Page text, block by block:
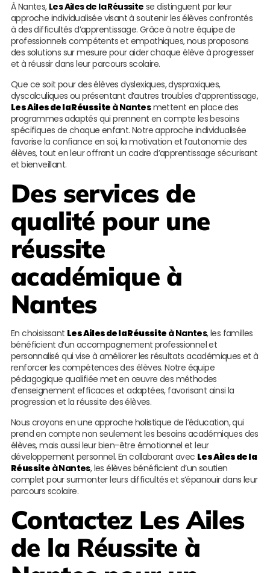
À Nantes, Les Ailes de la Réussite se distinguent par leur
approche individualisée visant à soutenir les élèves confrontés
à des difficultés d’apprentissage. Grâce à notre équipe de
professionnels compétents et empathiques, nous proposons
des solutions sur mesure pour aider chaque élève à progresser
et à réussir dans leur parcours scolaire.
Que ce soit pour des élèves dyslexiques, dyspraxiques,
dyscalculiques ou présentant d’autres troubles d’apprentissage,
Les Ailes de la Réussite à Nantesmettent en place des
programmes adaptés qui prennent en compte les besoins
spécifiques de chaque enfant. Notre approche individualisée
favorise la confiance en soi, la motivation et l’autonomie des
élèves, tout en leur offrant un cadre d’apprentissage sécurisant
et bienveillant.
Des services de
qualité pour une
réussite
académique à
Nantes
En choisissant Les Ailes de la Réussite à Nantes, les familles
bénéficient d’un accompagnement professionnel et
personnalisé qui vise à améliorer les résultats académiques et à
renforcer les compétences des élèves. Notre équipe
pédagogique qualifiée met en œuvre des méthodes
d’enseignement efficaces et adaptées, favorisant ainsi la
progression et la réussite des élèves.
Nous croyons en une approche holistique de l’éducation, qui
prend en compte non seulement les besoins académiques des
élèves, mais aussi leur bien-être émotionnel et leur
développement personnel. En collaborant avec Les Ailes de la
Réussite à Nantes, les élèves bénéficient d’un soutien
complet pour surmonter leurs difficultés et s’épanouir dans leur
parcours scolaire.
Contactez Les Ailes
de la Réussite à